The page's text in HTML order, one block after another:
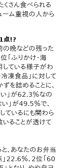
くさん食べられる
ーム重視の人から
点!?
の晩などの残った
「ふりかけ・海
している様子がわ
冷凍食品」に対して
を詰めることに、
い」が62.3％なの
」が49.5％で、
ているにも関わら
いることが透けて
、あなたのお弁当
」22.6％、2位「60